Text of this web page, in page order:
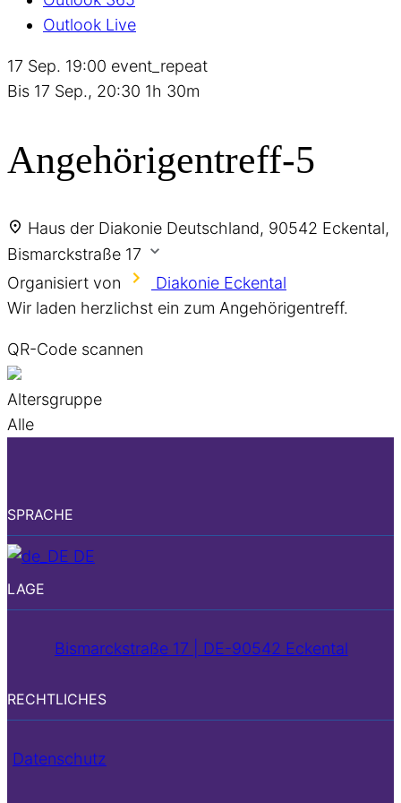
Outlook Live
17 Sep. 19:00 event_repeat
Bis 17 Sep., 20:30 1h 30m
Angehörigentreff-5
Haus der Diakonie Deutschland, 90542 Eckental,
Bismarckstraße 17
Organisiert von
Diakonie Eckental
Wir laden herzlichst ein zum Angehörigentreff.
QR-Code scannen
Altersgruppe
Alle
SPRACHE
DE
LAGE
Bismarckstraße 17 | DE-90542 Eckental
RECHTLICHES
Datenschutz